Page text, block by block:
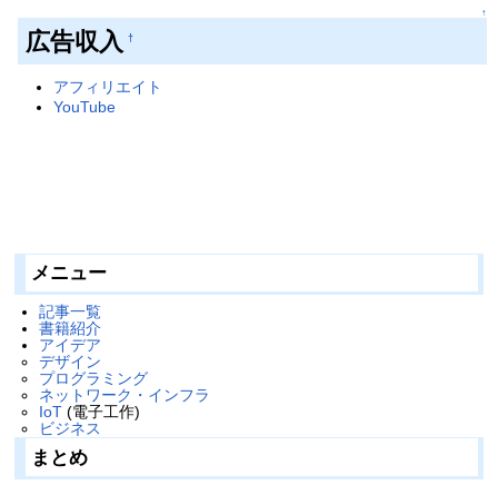
↑
広告収入 †
アフィリエイト
YouTube
メニュー
記事一覧
書籍紹介
アイデア
デザイン
プログラミング
ネットワーク・インフラ
IoT(電子工作)
ビジネス
まとめ